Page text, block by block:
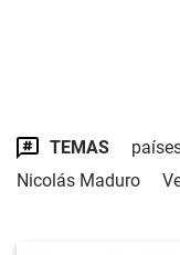
TEMAS
Nicolás Maduro